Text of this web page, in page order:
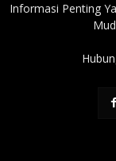
Informasi Penting